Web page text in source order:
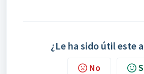
¿Le ha sido útil este
No